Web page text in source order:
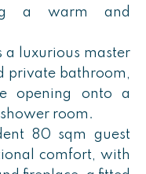
a warm and
a luxurious master
private bathroom,
opening onto a
room.
80 sqm guest
comfort, with